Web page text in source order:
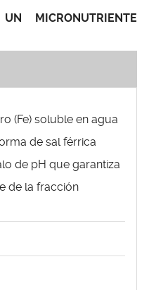
MICRONUTRIENTE
(Fe) soluble en agua
de sal férrica
de pH que garantiza
de la fracción